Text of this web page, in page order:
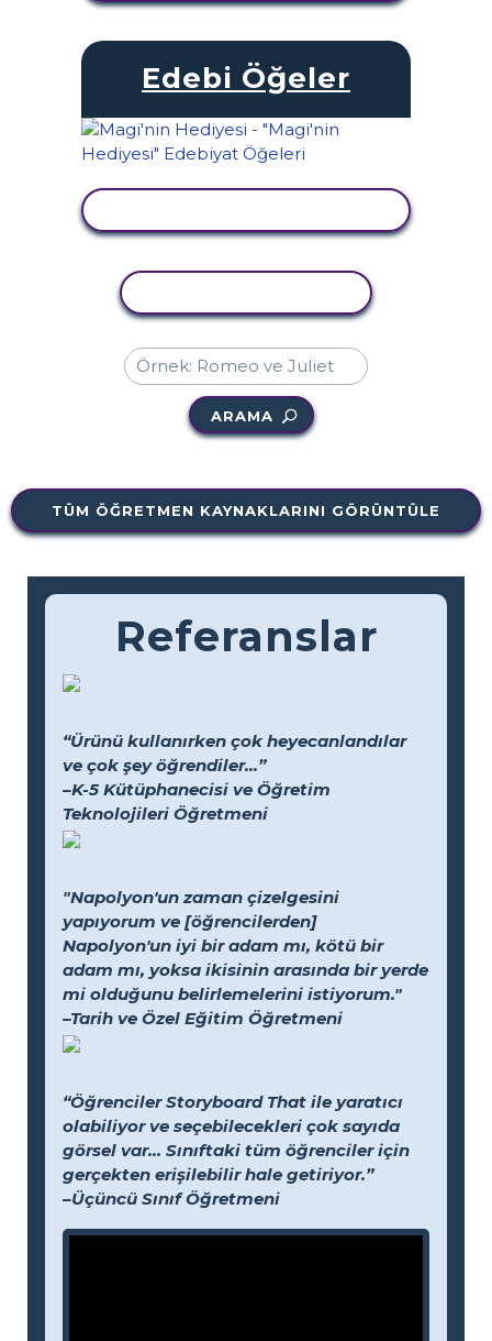
Edebi Öğeler
ARAMA
TÜM ÖĞRETMEN KAYNAKLARINI GÖRÜNTÜLE
Referanslar
“Ürünü kullanırken çok heyecanlandılar
ve çok şey öğrendiler...”
–K-5 Kütüphanecisi ve Öğretim
Teknolojileri Öğretmeni
"Napolyon'un zaman çizelgesini
yapıyorum ve [öğrencilerden]
Napolyon'un iyi bir adam mı, kötü bir
adam mı, yoksa ikisinin arasında bir yerde
mi olduğunu belirlemelerini istiyorum."
–Tarih ve Özel Eğitim Öğretmeni
“Öğrenciler Storyboard That ile yaratıcı
olabiliyor ve seçebilecekleri çok sayıda
görsel var... Sınıftaki tüm öğrenciler için
gerçekten erişilebilir hale getiriyor.”
–Üçüncü Sınıf Öğretmeni